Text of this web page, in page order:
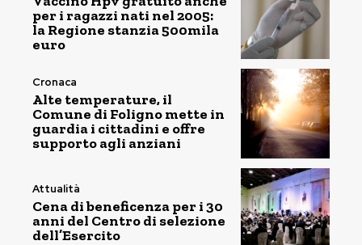
per i ragazzi nati nel 2005:
la Regione stanzia 500mila
euro
Cronaca
Alte temperature, il
Comune di Foligno mette in
guardia i cittadini e offre
supporto agli anziani
Attualità
Cena di beneficenza per i 30
anni del Centro di selezione
dell’Esercito